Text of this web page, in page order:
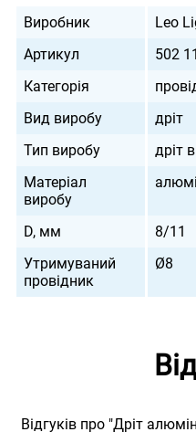
Виробник
Leo
Артикул
502
Категорія
Вид виробу
дріт
Тип виробу
дріт
Матеріал
виробу
D, мм
8/11
Утримуваний
провідник
Ø8
Відгуків про "Дріт